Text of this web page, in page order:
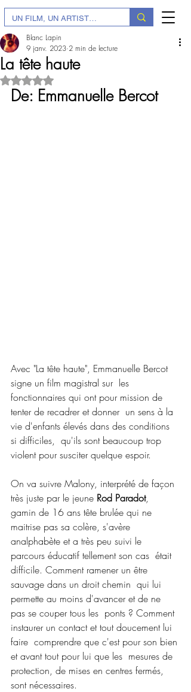
La tête haute
Blanc Lapin
9 janv. 2023 2 min de lecture
Noté NaN étoiles sur 5.
De: Emmanuelle Bercot
Avec "La tête haute", Emmanuelle Bercot
signe un film magistral sur  les
fonctionnaires qui ont pour mission de
tenter de recadrer et donner  un sens à la
vie d'enfants élevés dans des conditions
si difficiles,  qu'ils sont beaucoup trop
violent pour susciter quelque espoir.
On va suivre Malony, interprété de façon
très juste par le jeune Rod Paradot,
gamin de 16 ans tête brulée qui ne
maitrise pas sa colère, s'avère
analphabète et a très peu suivi le
parcours éducatif tellement son cas  était
difficile. Comment ramener un être
sauvage dans un droit chemin  qui lui
permette au moins d'avancer et de ne
pas se couper tous les  ponts ? Comment
instaurer un contact et tout doucement lui
faire  comprendre que c'est pour son bien
et avant tout pour lui que les  mesures de
protection, de mises en centres fermés,
sont nécessaires.